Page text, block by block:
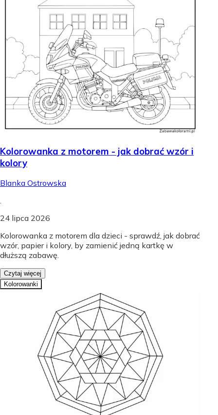
Kolorowanka z motorem - jak dobrać wzór i
kolory
Blanka Ostrowska
24 lipca 2026
Kolorowanka z motorem dla dzieci - sprawdź, jak dobrać
wzór, papier i kolory, by zamienić jedną kartkę w
dłuższą zabawę.
Czytaj więcej
Kolorowanki